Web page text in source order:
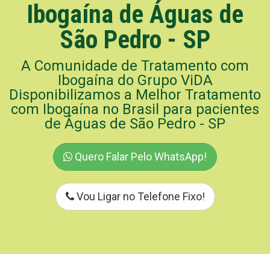
Ibogaína de Águas de
São Pedro - SP
A Comunidade de Tratamento com
Ibogaína do Grupo ViDA
Disponibilizamos a Melhor Tratamento
com Ibogaína no Brasil para pacientes
de Águas de São Pedro - SP
Quero Falar Pelo WhatsApp!
Vou Ligar no Telefone Fixo!